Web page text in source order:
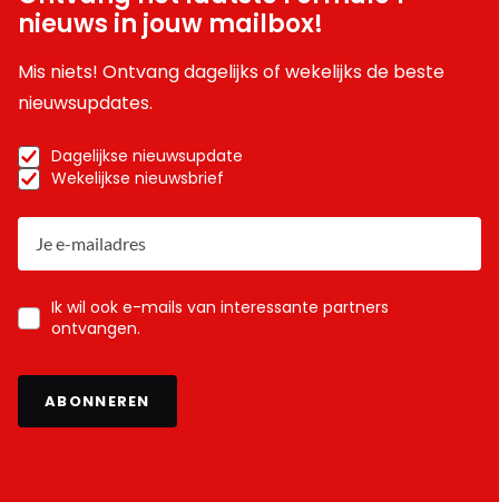
nieuws in jouw mailbox!
Mis niets! Ontvang dagelijks of wekelijks de beste
nieuwsupdates.
Dagelijkse nieuwsupdate
Wekelijkse nieuwsbrief
Ik wil ook e-mails van interessante partners
ontvangen.
ABONNEREN